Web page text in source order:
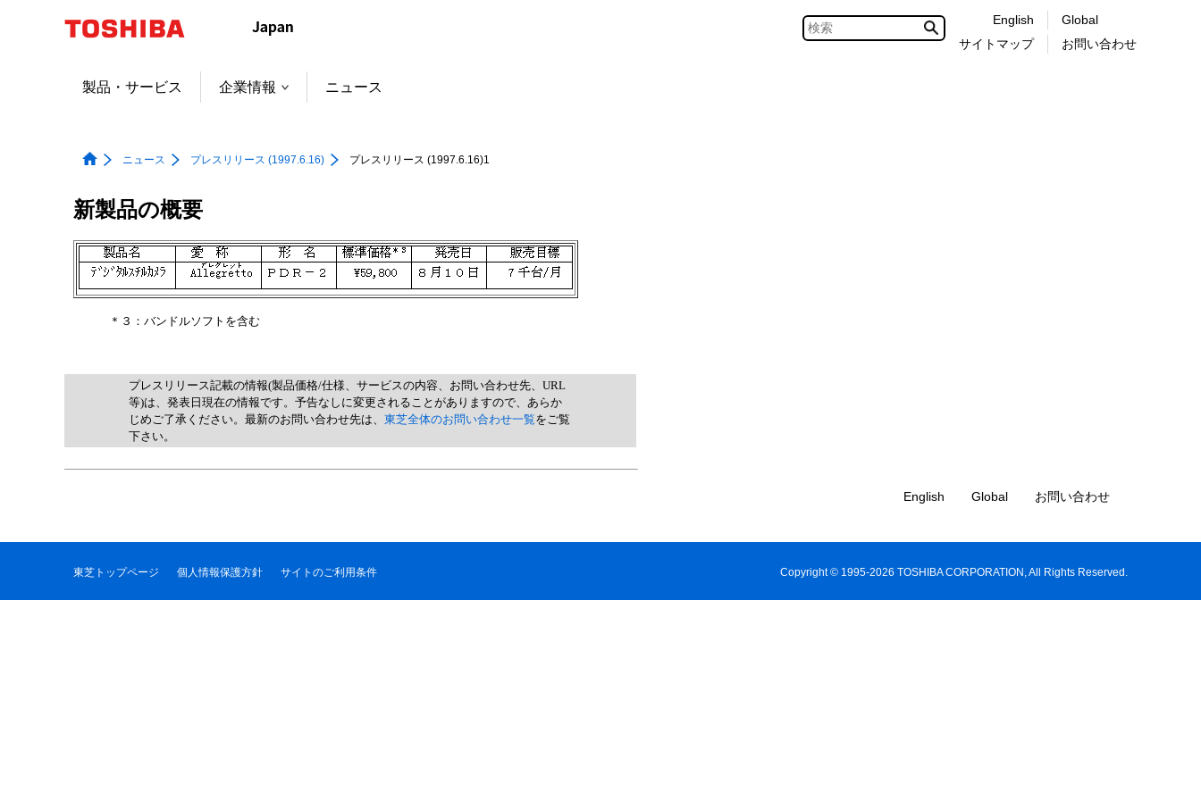
ャ
English
サイトマップ
Global
お問い合わせ
製品・サービス 企業情報 ニュース
ニュース プレスリリース (1997.6.16) プレスリリース (1997.6.16)1
新製品の概要
＊３：バンドルソフトを含む
プレスリリース記載の情報(製品価格/仕様、サービスの内容、お問い合わせ先、URL
等)は、発表日現在の情報です。予告なしに変更されることがありますので、あらか
じめご了承ください。最新のお問い合わせ先は、 東芝全体のお問い合わせ一覧をご覧
下さい。
English Global お問い合わせ
東芝トップページ 個人情報保護方針 サイトのご利用条件 Copyright © 1995-2026 TOSHIBA CORPORATION, All Rights Reserved.